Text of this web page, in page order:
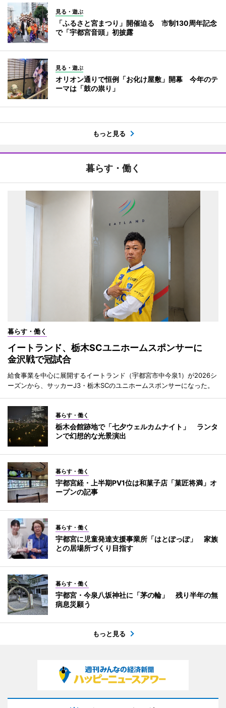
見る・遊ぶ
「ふるさと宮まつり」開催迫る 市制130周年記念
で「宇都宮音頭」初披露
見る・遊ぶ
オリオン通りで恒例「お化け屋敷」開幕 今年のテ
ーマは「鼓の祟り」
もっと見る
暮らす・働く
暮らす・働く
イートランド、栃木SCユニホームスポンサーに
金沢戦で冠試合
給食事業を中心に展開するイートランド（宇都宮市中今泉1）が2026シ
ーズンから、サッカーJ3・栃木SCのユニホームスポンサーになった。
暮らす・働く
栃木会館跡地で「七夕ウェルカムナイト」 ランタ
ンで幻想的な光景演出
暮らす・働く
宇都宮経・上半期PV1位は和菓子店「菓匠将満」オ
ープンの記事
暮らす・働く
宇都宮に児童発達支援事業所「はとぽっぽ」 家族
との居場所づくり目指す
暮らす・働く
宇都宮・今泉八坂神社に「茅の輪」 残り半年の無
病息災願う
もっと見る